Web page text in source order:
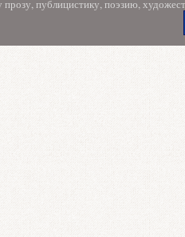
прозу, публицистику, поэзию,